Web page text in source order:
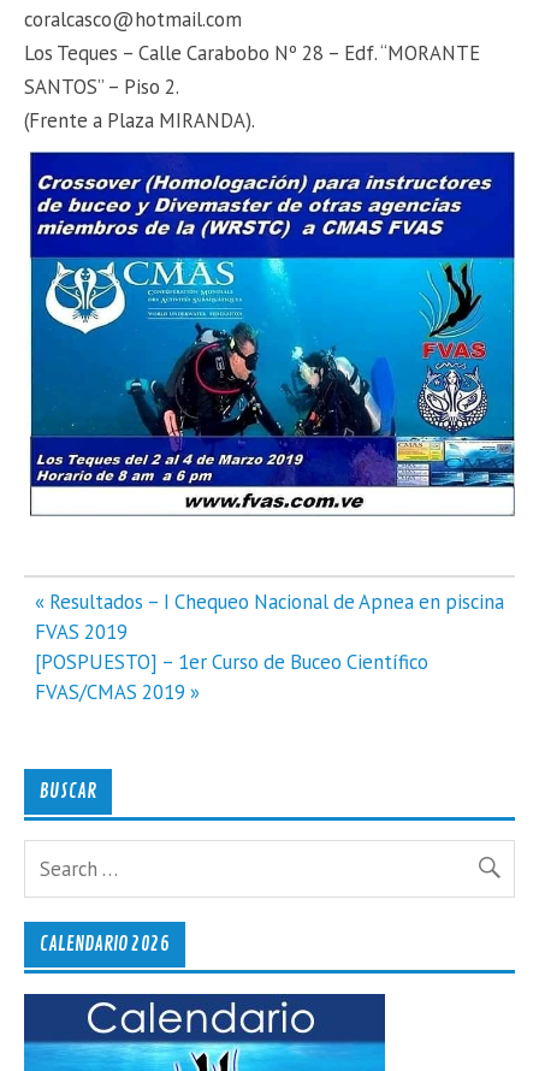
coralcasco@hotmail.com
Los Teques – Calle Carabobo Nº 28 – Edf. “MORANTE
SANTOS” – Piso 2.
(Frente a Plaza MIRANDA).
Navegación
de
entradas
« Resultados – I Chequeo Nacional de Apnea en piscina
FVAS 2019
[POSPUESTO] – 1er Curso de Buceo Científico
FVAS/CMAS 2019 »
BUSCAR
CALENDARIO 2026